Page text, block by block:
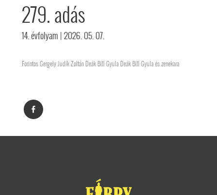
279. adás
14. évfolyam | 2026. 05. 07.
Forintos Gergely Judik Zoltán Deák Bill Gyula Deák Bill Gyula és zenekara